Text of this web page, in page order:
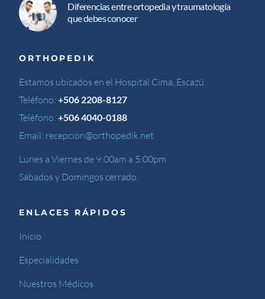
Diferencias entre ortopedia y traumatología
que debes conocer
ORTHOPEDIK
Estamos ubicados en el Hospital Cima, Escazú.
Teléfono:+506 2208-8127
Teléfono:+506 4040-0188
Email: recepcion@orthopedik.net
Lunes a Viernes de 9:00am a 5:00pm
Sábados y Domingos cerrado.
ENLACES RÁPIDOS
Inicio
Especialidades
Nuestros Médicos